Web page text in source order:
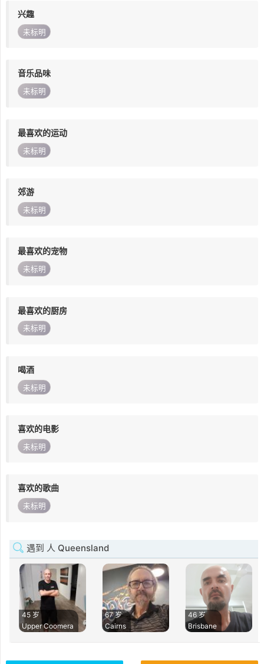
兴趣
未标明
音乐品味
未标明
最喜欢的运动
未标明
郊游
未标明
最喜欢的宠物
未标明
最喜欢的厨房
未标明
喝酒
未标明
喜欢的电影
未标明
喜欢的歌曲
未标明
遇到 人 Queensland
45 岁
Upper Coomera
67 岁
Cairns
46 岁
Brisbane